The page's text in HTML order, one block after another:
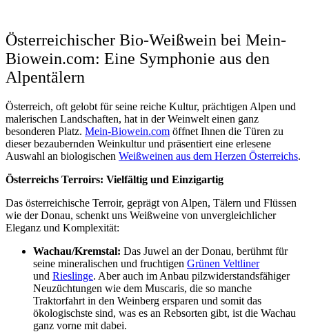
Österreichischer Bio-Weißwein bei Mein-
Biowein.com: Eine Symphonie aus den
Alpentälern
Österreich, oft gelobt für seine reiche Kultur, prächtigen Alpen und
malerischen Landschaften, hat in der Weinwelt einen ganz
besonderen Platz. Mein-Biowein.com öffnet Ihnen die Türen zu
dieser bezaubernden Weinkultur und präsentiert eine erlesene
Auswahl an biologischen Weißweinen aus dem Herzen Österreichs.
Österreichs Terroirs: Vielfältig und Einzigartig
Das österreichische Terroir, geprägt von Alpen, Tälern und Flüssen
wie der Donau, schenkt uns Weißweine von unvergleichlicher
Eleganz und Komplexität:
Wachau/Kremstal: Das Juwel an der Donau, berühmt für
seine mineralischen und fruchtigen Grünen Veltliner
und Rieslinge. Aber auch im Anbau pilzwiderstandsfähiger
Neuzüchtungen wie dem Muscaris, die so manche
Traktorfahrt in den Weinberg ersparen und somit das
ökologischste sind, was es an Rebsorten gibt, ist die Wachau
ganz vorne mit dabei.